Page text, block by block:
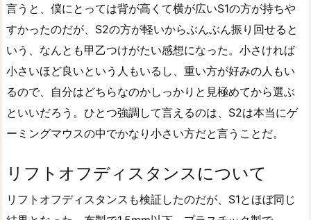
言うと、僕にとっては背が高くて横が広いS1の方が持ちや
すかったのだが、S2の方が軽いからぶんぶん振り回せると
いう、なんとも甲乙つけがたい感想になった。小さければ
小さいほど良いという人もいるし、重い方が好みの人もい
るので、自分はどちらなのかしっかりと見極めてから選ぶ
といいだろう。ひとつ強調して言えるのは、S2は本当にゲ
ーミングマウスの中でかなり小さい方だと言うことだ。
リフトオフディスタンスについて
リフトオフディスタンスも検証したのだが、S1とほぼ同じ